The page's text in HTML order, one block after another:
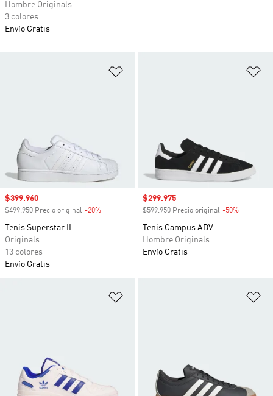
Precio de venta
$399.960
$499.950 Precio original -20%
Tenis Superstar II
Originals
13 colores
Envío Gratis
Precio de venta
$299.975
$599.950 Precio original -50%
Tenis Campus ADV
Hombre Originals
Envío Gratis
Hombre Originals
3 colores
Envío Gratis